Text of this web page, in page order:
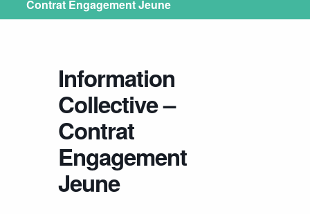
Contrat Engagement Jeune
Information
Collective –
Contrat
Engagement
Jeune